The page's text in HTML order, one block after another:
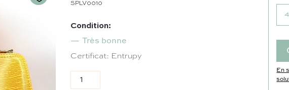
4
En
SPLV0010
Condition:
Très bonne
Certificat: Entrupy
quantité de Sac Speedy 25 en cuir épi jaune